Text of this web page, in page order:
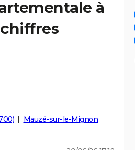
à
Mauzé-sur-le-Mignon